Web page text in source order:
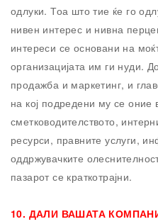
одлуки. Тоа што тие ќе го
нивен интерес и нивна
интереси се основани на
организацијата им ги нуди.
продажба и маркетинг, и
на кој подредени му се
сметководителството,
ресурси, правните услуги,
оддржувачките
пазарот се краткотрајни.
10. ДАЛИ ВАШАТА